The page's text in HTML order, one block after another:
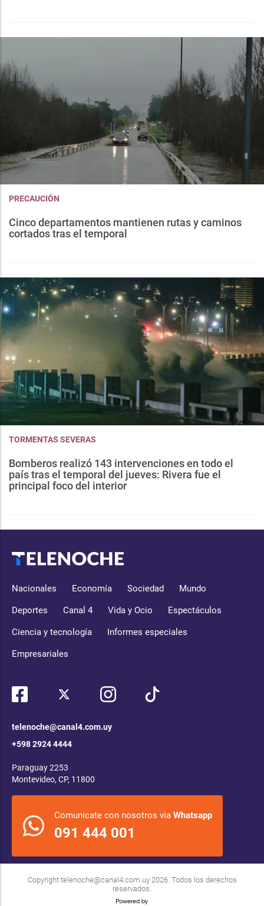
PRECAUCIÓN
Cinco departamentos mantienen rutas y caminos
cortados tras el temporal
TORMENTAS SEVERAS
Bomberos realizó 143 intervenciones en todo el
país tras el temporal del jueves: Rivera fue el
principal foco del interior
Nacionales Economía Sociedad Mundo
Deportes Canal 4 Vida y Ocio Espectáculos
Ciencia y tecnología Informes especiales
Empresariales
telenoche@canal4.com.uy
+598 2924 4444
Paraguay 2253
Montevideo, CP, 11800
Comunicate con nosotros via Whatsapp
091 444 001
Copyright telenoche@canal4.com.uy2026. Todos los derechos
reservados.